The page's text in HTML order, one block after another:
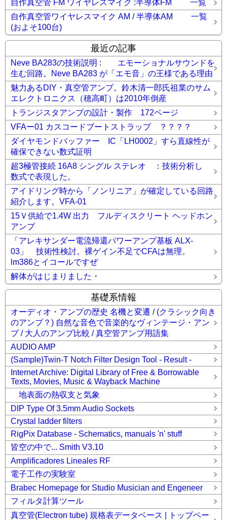
自作真空管 FM ワイヤレスマイク :半導体FM 一覧
自作真空管ワイヤレスマイク AM / 半導体AM 一覧
(およそ100台)
最近の記事
Neve BA283の技術説明 : エモーショナルサウンドを
生む回路。Neve BA283 が「エモ音」の王様である理由
魅力あるDIY・真空管アンプ。鈴木清一郎氏祖業のサム
エレクトロニクス（穂高町）は2010年倒産
トランジスタアンプの設計・製作 172ページ
VFAー01 カスコードブートストラップ ？？？？
ダイヤモンドバッファー IC「LH0002」すら直線性が
確保できない数式証明
超3極管接続 16A8 シングル ステレオ ：技術分析し
数式で表現した。
アイドリング時から「ノンリニア」が確定している回路
紹介します。VFA-01
15Ｖ供給で1.4W 出力 フルディスクリート ヘッドホン
アンプ
「アレキサンダー電流帰還パワーアンプ基板 ALX-
03」 技術性検討。裸ゲイン不足でCFAは無理。
lm386とイコールですぜ
解体がはじまりました・
基礎系情報
オーディオ・アンプの歴史 名機と変遷 / (クラシック向き
のアンプ？) 自然な音色で音楽的なヴィンテージ・アン
プ / 大人のアンプ比較 / 真空管アンプ用語集
AUDIO AMP
(Sample)Twin-T Notch Filter Design Tool - Result -
Internet Archive: Digital Library of Free & Borrowable
Texts, Movies, Music & Wayback Machine
地表面の熱収支と気象
DIP Type Of 3.5mm Audio Sockets
Crystal ladder filters
RigPix Database - Schematics, manuals 'n' stuff
皆空の中で... Smith V3.10
Amplificadores Lineales RF
電子工作の実験室
Brabec Homepage for Studio Musician and Engeneer
フィルタ計算ツール
真空管(Electron tube) 規格表データベース | トップペー